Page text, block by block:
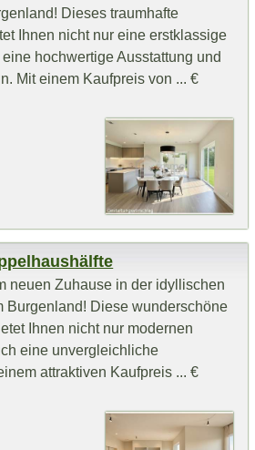
Dieses traumhafte
Ihnen nicht nur eine erstklassige
hochwertige Ausstattung und
Mit einem Kaufpreis von ... €
neuen Zuhause in der idyllischen
Burgenland! Diese wunderschöne
Ihnen nicht nur modernen
eine unvergleichliche
attraktiven Kaufpreis ... €